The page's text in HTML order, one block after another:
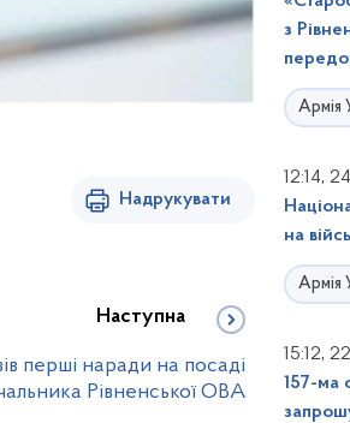
Надрукувати
Наступна
перші наради на посаді
Рівненської ОВА
з
Армія
12:14,
на
Армія
15:12,
157-ма